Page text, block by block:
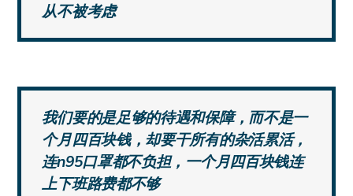
从不被考虑
我们要的是足够的待遇和保障，而不是一
个月四百块钱，却要干所有的杂活累活，
连n95口罩都不负担，一个月四百块钱连
上下班路费都不够